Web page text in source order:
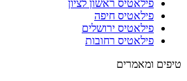
פילאטיס ראשון לציון
פילאטיס חיפה
פילאטיס ירושלים
פילאטיס רחובות
טיפים ומאמרים